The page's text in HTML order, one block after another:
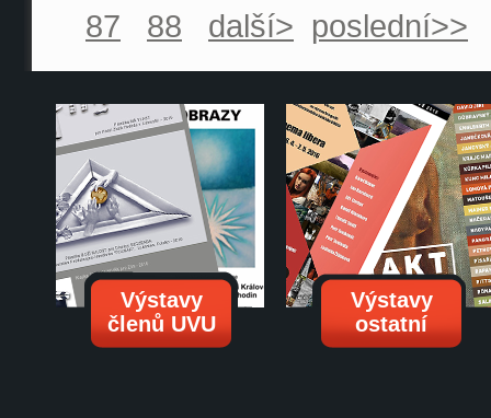
87
88 další> poslední>>
Výstavy
členů UVU
Výstavy
ostatní